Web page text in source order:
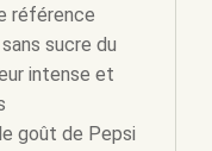
référence
sucre du
intense et
goût de Pepsi